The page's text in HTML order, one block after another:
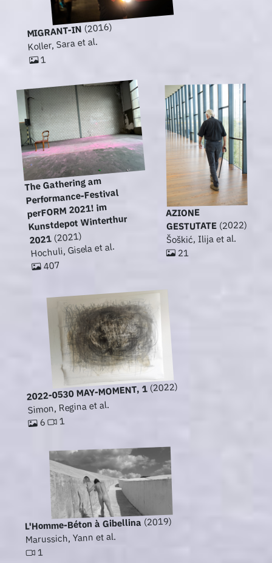
MIGRANT-IN(2016)
Koller, Sara et al.
1
The Gathering am
Performance-Festival
perFORM 2021! im
Kunstdepot Winterthur
2021(2021)
Hochuli, Gisela et al.
407
AZIONE
GESTUTATE(2022)
Šoškić, Ilija et al.
21
2022-0530 MAY-MOMENT, 1(2022)
Simon, Regina et al.
6 1
L'Homme-Béton à Gibellina (2019)
Marussich, Yann et al.
1